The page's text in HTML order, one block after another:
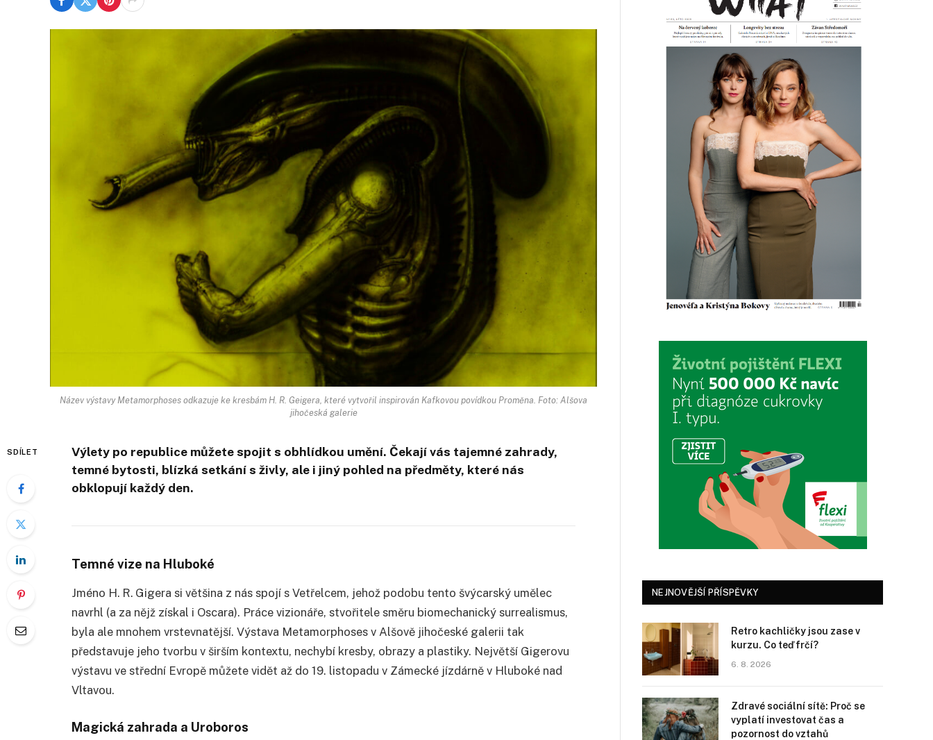
Název výstavy Metamorphoses odkazuje ke kresbám H. R. Geigera, které vytvořil inspirován Kafkovou povídkou Proměna. Foto: Alšova
jihočeská galerie
SDÍLET
Výlety po republice můžete spojit s obhlídkou umění. Čekají vás tajemné zahrady,
temné bytosti, blízká setkání s živly, ale i jiný pohled na předměty, které nás
obklopují každý den.
Temné vize na Hluboké
Jméno H. R. Gigera si většina z nás spojí s Vetřelcem, jehož podobu tento švýcarský umělec
navrhl (a za nějž získal i Oscara). Práce vizionáře, stvořitele směru biomechanický surrealismus,
byla ale mnohem vrstevnatější. Výstava Metamorphoses v Alšově jihočeské galerii tak
představuje jeho tvorbu v širším kontextu, nechybí kresby, obrazy a plastiky. Největší Gigerovu
výstavu ve střední Evropě můžete vidět až do 19. listopadu v Zámecké jízdárně v Hluboké nad
Vltavou.
Magická zahrada a Uroboros
NEJNOVĚJŠÍ PŘÍSPĚVKY
Retro kachličky jsou zase v
kurzu. Co teď frčí?
6. 8. 2026
Zdravé sociální sítě: Proč se
vyplatí investovat čas a
pozornost do vztahů